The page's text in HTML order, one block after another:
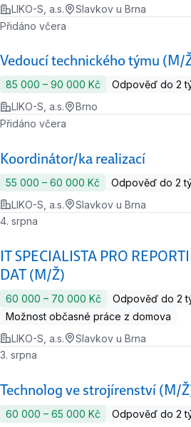
LIKO-S, a.s.
Slavkov u Brna
Vedoucí technického týmu (M/
Přidáno včera
85 000 ‍–‍ 90 000 Kč
Odpověď do 2
LIKO-S, a.s.
Brno
Koordinátor/ka realizací
Přidáno včera
55 000 ‍–‍ 60 000 Kč
Odpověď do 2
LIKO-S, a.s.
Slavkov u Brna
IT SPECIALISTA PRO
DAT (M/Ž)
4. srpna
60 000 ‍–‍ 70 000 Kč
Odpověď do 2
Možnost občasné práce z domova
LIKO-S, a.s.
Slavkov u Brna
Technolog ve strojírenství (M/
3. srpna
60 000 ‍–‍ 65 000 Kč
Odpověď do 2